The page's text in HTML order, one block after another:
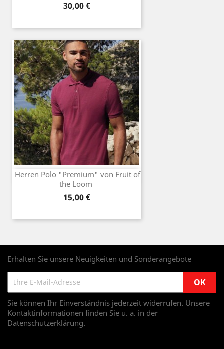
Preis
30,00 €
Herren Polo "Premium" von Fruit of
the Loom
Preis
15,00 €
Erhalten Sie unsere Neuigkeiten und Sonderangebote
Sie können Ihr Einverständnis jederzeit widerrufen. Unsere
Kontaktinformationen finden Sie u. a. in der
Datenschutzerklärung.